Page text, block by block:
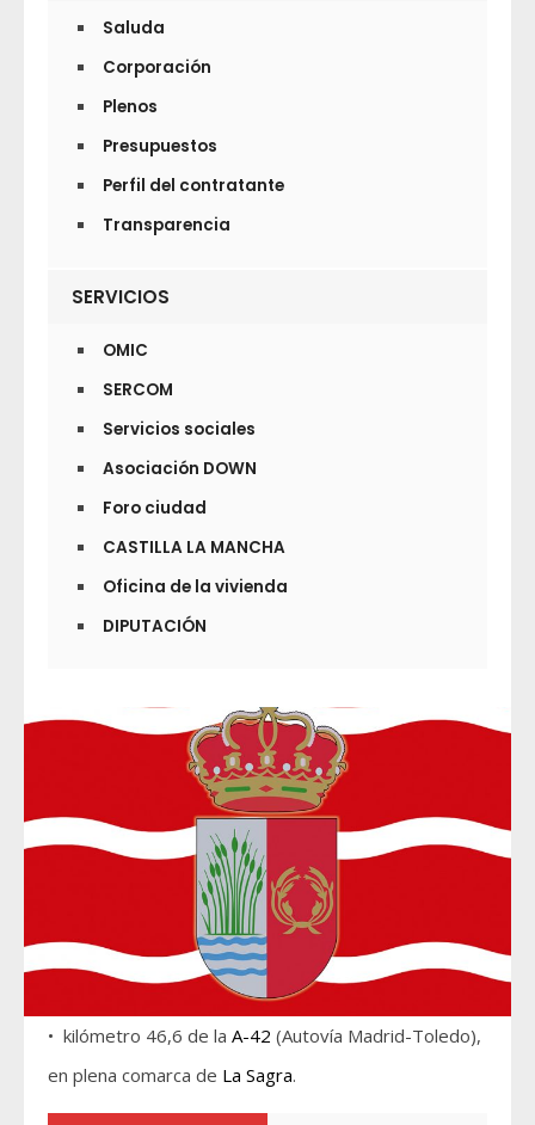
Saluda
Corporación
Plenos
Presupuestos
Perfil del contratante
Transparencia
SERVICIOS
OMIC
SERCOM
Servicios sociales
Asociación DOWN
Foro ciudad
CASTILLA LA MANCHA
Oficina de la vivienda
DIPUTACIÓN
• kilómetro 46,6 de la A-42 (Autovía Madrid-Toledo),
en plena comarca de La Sagra.